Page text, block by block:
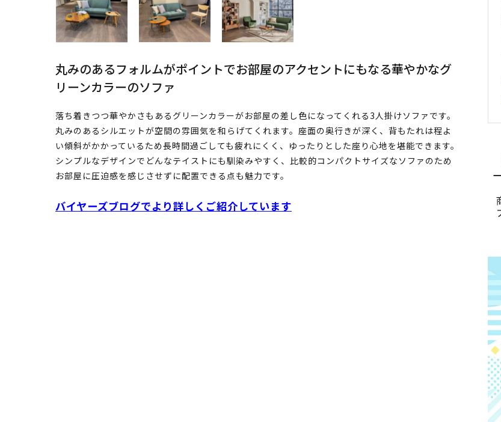
丸みのあるフォルムがポイントでお部屋のアクセントにもなる華やかなグ
リーンカラーのソファ
落ち着きつつ華やかさもあるグリーンカラーがお部屋の差し色になってくれる3人掛けソファです。
丸みのあるシルエットが空間の雰囲気を和らげてくれます。座面の奥行きが深く、背もたれは程よ
い傾斜がかかっているため長時間過ごしても疲れにくく、ゆったりとした座り心地を堪能できます。
シンプルなデザインでどんなテイストにも馴染みやすく、比較的コンパクトサイズなソファのため
お部屋に圧迫感を感じさせずに配置できる点も魅力です。
バイヤーズブログでより詳しくご紹介しています